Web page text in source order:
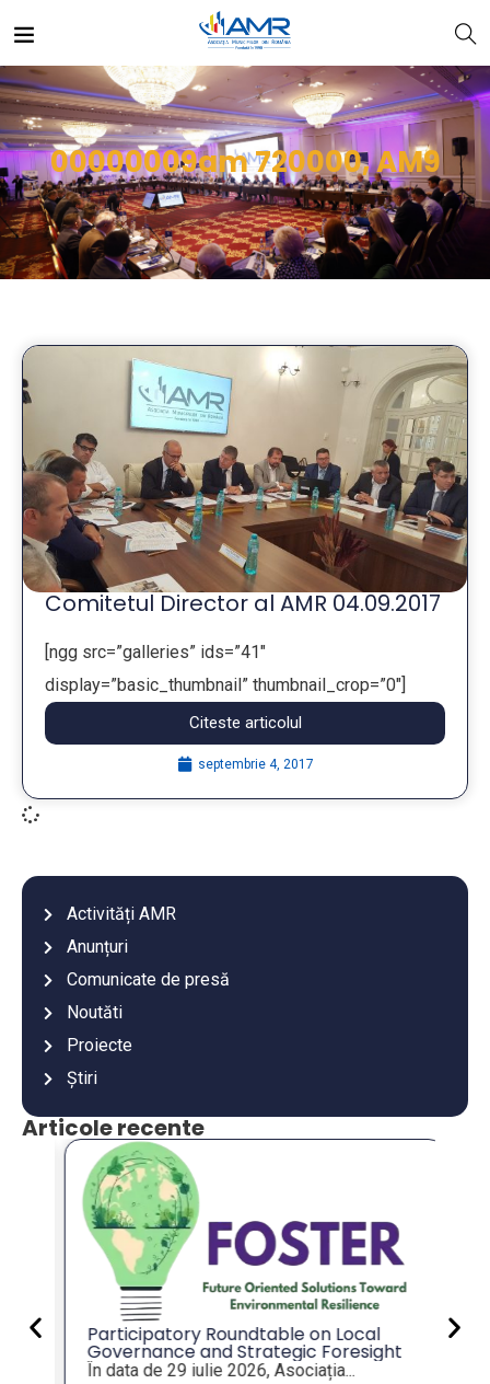
00000009am 720000, AM9
Comitetul Director al AMR 04.09.2017
[ngg src=”galleries” ids=”41″
display=”basic_thumbnail” thumbnail_crop=”0″]
...
Citeste articolul
septembrie 4, 2017
Activități AMR
Anunțuri
Comunicate de presă
Noutăti
Proiecte
Știri
Articole recente
Participatory Roundtable on Local
Governance and Strategic Foresight
for Resilient Public Policies, within the
În data de 29 iulie 2026, Asociația...